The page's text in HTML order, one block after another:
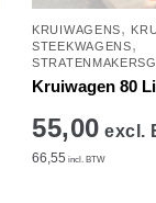
KRUIWAGENS,
STEEKWAGENS,
Kruiwagen 80
55,00 excl.
66,55 incl. BTW